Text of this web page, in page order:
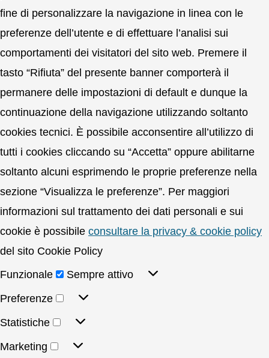
fine di personalizzare la navigazione in linea con le
preferenze dell’utente e di effettuare l’analisi sui
comportamenti dei visitatori del sito web. Premere il
tasto “Rifiuta” del presente banner comporterà il
permanere delle impostazioni di default e dunque la
continuazione della navigazione utilizzando soltanto
cookies tecnici. È possibile acconsentire all’utilizzo di
tutti i cookies cliccando su “Accetta” oppure abilitarne
soltanto alcuni esprimendo le proprie preferenze nella
sezione “Visualizza le preferenze”. Per maggiori
informazioni sul trattamento dei dati personali e sui
cookie è possibile consultare la privacy & cookie policy
del sito Cookie Policy
Funzionale
Sempre attivo
Preferenze
Statistiche
Marketing